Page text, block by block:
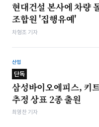
현대건설 본사에 차량
조합원 '집행유예'
차형조 기자
산업
단독
삼성바이오에피스, 키
추정 상표 2종 출원
최영찬 기자